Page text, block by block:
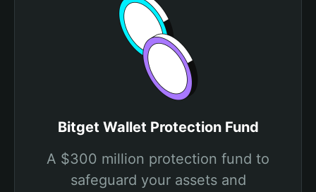
Bitget Wallet Protection Fund
A $300 million protection fund to
safeguard your assets and